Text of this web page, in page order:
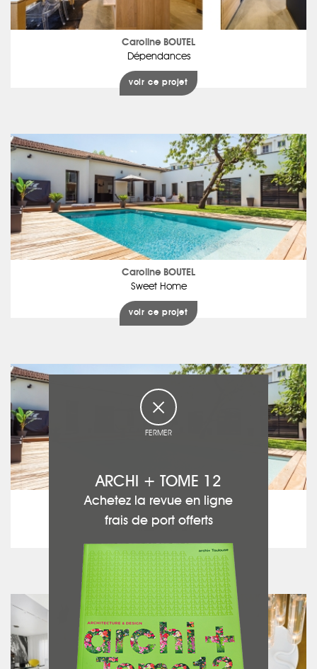
Caroline BOUTEL
Dépendances
voir ce projet
Caroline BOUTEL
Sweet Home
voir ce projet
JF ARCHITECTURES
Julien FEUCHT
voir ce projet
FERMER
ARCHI + TOME 12
Achetez la revue en ligne
frais de port offerts